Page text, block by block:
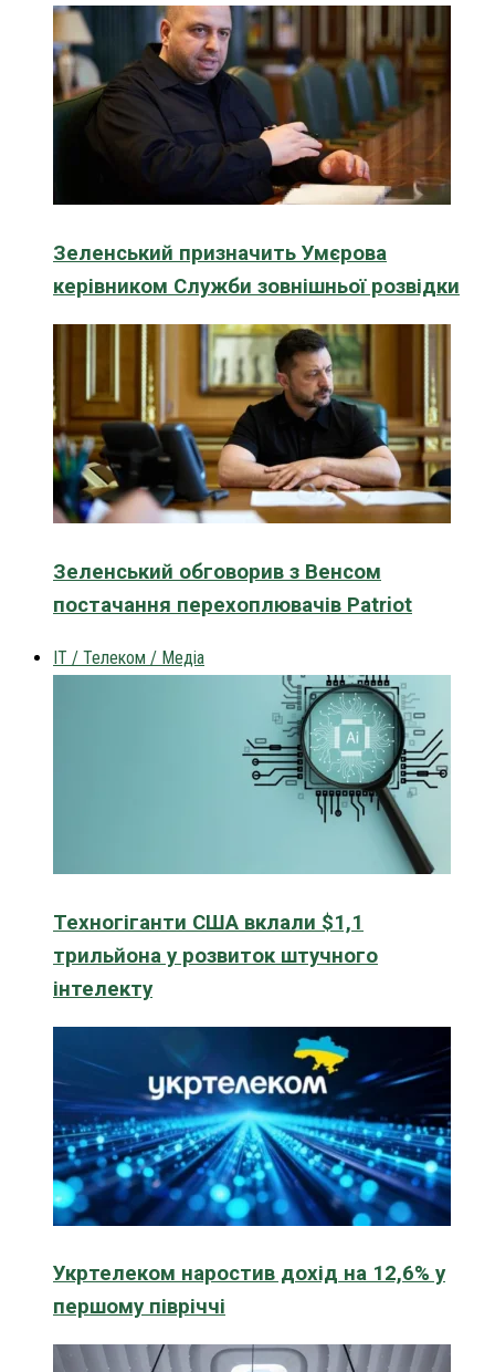
Зеленський призначить Умєрова
керівником Служби зовнішньої розвідки
Зеленський обговорив з Венсом
постачання перехоплювачів Patriot
IT / Телеком / Медіа
Техногіганти США вклали $1,1
трильйона у розвиток штучного
інтелекту
Укртелеком наростив дохід на 12,6% у
першому півріччі